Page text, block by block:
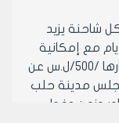
كل شاحنة يزيد
أيام مع إمكانية
استبدال هذه العقوبة بغرامة مالية مقدارها /500/ل.س عن
مدينة حلب
وزمن دخول